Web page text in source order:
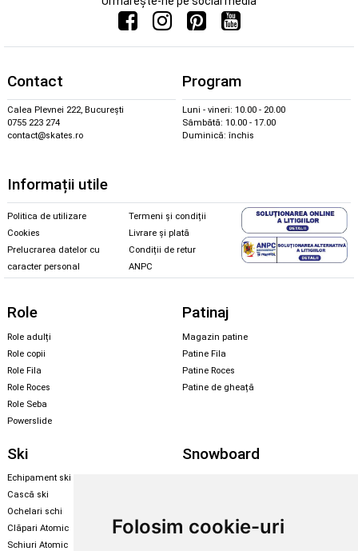
Folosim cookie-uri
Contact
Calea Plevnei 222, București
0755 223 274
contact@skates.ro
Program
Luni - vineri: 10.00 - 20.00
Sâmbătă: 10.00 - 17.00
Duminică: închis
Informații utile
Politica de utilizare
Cookies
Prelucrarea datelor cu
caracter personal
Termeni și condiții
Livrare și plată
Condiții de retur
ANPC
Role
Role adulți
Role copii
Role Fila
Role Roces
Role Seba
Powerslide
Patinaj
Magazin patine
Patine Fila
Patine Roces
Patine de gheață
Ski
Echipament ski
Cască ski
Ochelari schi
Clăpari Atomic
Schiuri Atomic
Snowboard